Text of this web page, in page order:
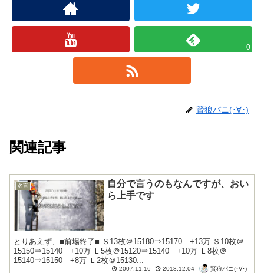
0
賢狼パニ(･∀･)
関連記事
名言
自分で言うのもなんですが、おい
ら上手です
とりあえず、■前場終了■ Ｓ13枚＠15180⇒15170 +13万 Ｓ10枚＠
15150⇒15140 +10万 Ｌ5枚＠15120⇒15140 +10万 Ｌ8枚＠
15140⇒15150 +8万 Ｌ2枚＠15130...
2007.11.16 2018.12.04 賢狼パニ(･∀･)